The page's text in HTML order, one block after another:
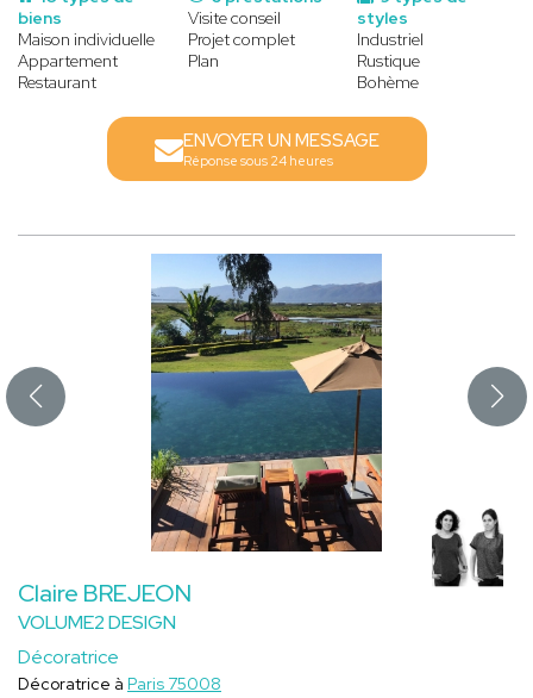
biens
Maison individuelle
Appartement
Restaurant
styles
Industriel
Rustique
Bohème
Visite conseil
Projet complet
Plan
ENVOYER UN MESSAGE
Réponse sous 24 heures
Claire BREJEON
VOLUME2 DESIGN
Décoratrice
Décoratrice à Paris 75008